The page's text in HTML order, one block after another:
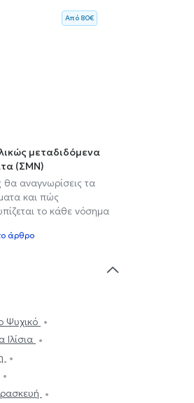
Aπό 80€
μεταδιδόμενα
(ΣΜΝ)
αναγνωρίσεις τα
και πώς
το κάθε νόσημα
άρθρο
Ψυχικό
Ιλίσια